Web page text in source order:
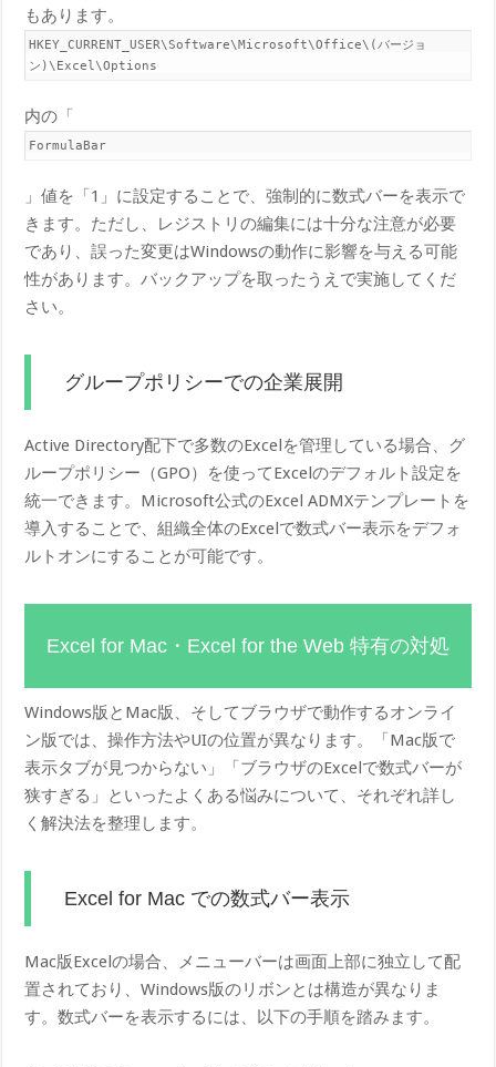
もあります。
HKEY_CURRENT_USER\Software\Microsoft\Office\(バージョ
ン)\Excel\Options
内の「
FormulaBar
」値を「1」に設定することで、強制的に数式バーを表示で
きます。ただし、レジストリの編集には十分な注意が必要
であり、誤った変更はWindowsの動作に影響を与える可能
性があります。バックアップを取ったうえで実施してくだ
さい。
グループポリシーでの企業展開
Active Directory配下で多数のExcelを管理している場合、グ
ループポリシー（GPO）を使ってExcelのデフォルト設定を
統一できます。Microsoft公式のExcel ADMXテンプレートを
導入することで、組織全体のExcelで数式バー表示をデフォ
ルトオンにすることが可能です。
Excel for Mac・Excel for the Web 特有の対処
Windows版とMac版、そしてブラウザで動作するオンライ
ン版では、操作方法やUIの位置が異なります。「Mac版で
表示タブが見つからない」「ブラウザのExcelで数式バーが
狭すぎる」といったよくある悩みについて、それぞれ詳し
く解決法を整理します。
Excel for Mac での数式バー表示
Mac版Excelの場合、メニューバーは画面上部に独立して配
置されており、Windows版のリボンとは構造が異なりま
す。数式バーを表示するには、以下の手順を踏みます。